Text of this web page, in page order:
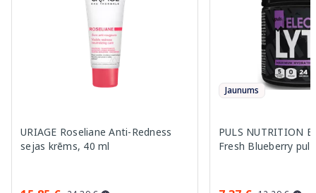
URIAGE Roseliane Anti-Redness
sejas krēms, 40 ml
Jaunums
PULS NUTRITION
Fresh Blueberry